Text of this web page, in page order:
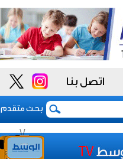
اتصل بنا
بحث متقدم